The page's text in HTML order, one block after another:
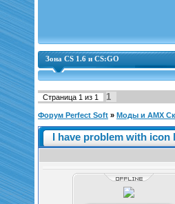
Зона CS 1.6 и CS:GO
Страница 1 из 1 1
Форум Perfect Soft » Моды и AMX
I have problem with icon